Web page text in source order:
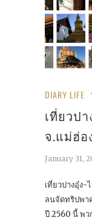
DIARY LIFE
เที่ยวป
จ.แม่ฮ่อ
January 31,
เที่ยวปางอุ๋ง
ลนจัดทริปพา
ปี 2560 นี้ พว